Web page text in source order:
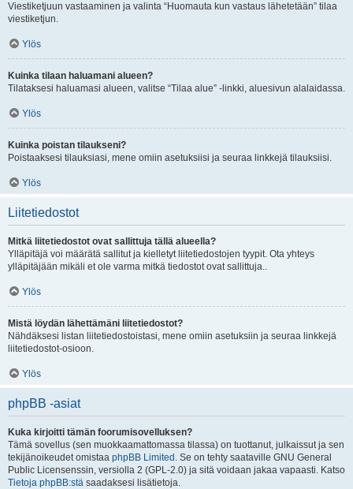
Viestiketjuun vastaaminen ja valinta “Huomauta kun vastaus lähetetään” tilaa
viestiketjun.
Ylös
Kuinka tilaan haluamani alueen?
Tilataksesi haluamasi alueen, valitse “Tilaa alue” -linkki, aluesivun alalaidassa.
Ylös
Kuinka poistan tilaukseni?
Poistaaksesi tilauksiasi, mene omiin asetuksiisi ja seuraa linkkejä tilauksiisi.
Ylös
Liitetiedostot
Mitkä liitetiedostot ovat sallittuja tällä alueella?
Ylläpitäjä voi määrätä sallitut ja kielletyt liitetiedostojen tyypit. Ota yhteys
ylläpitäjään mikäli et ole varma mitkä tiedostot ovat sallittuja..
Ylös
Mistä löydän lähettämäni liitetiedostot?
Nähdäksesi listan liitetiedostoistasi, mene omiin asetuksiin ja seuraa linkkejä
liitetiedostot-osioon.
Ylös
phpBB -asiat
Kuka kirjoitti tämän foorumisovelluksen?
Tämä sovellus (sen muokkaamattomassa tilassa) on tuottanut, julkaissut ja sen
tekijänoikeudet omistaa phpBB Limited . Se on tehty saataville GNU General
Public Licensenssin, versiolla 2 (GPL-2.0) ja sitä voidaan jakaa vapaasti. Katso
Tietoja phpBB:stä saadaksesi lisätietoja.